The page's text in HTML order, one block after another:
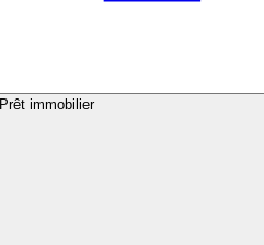
Prêt immobilier